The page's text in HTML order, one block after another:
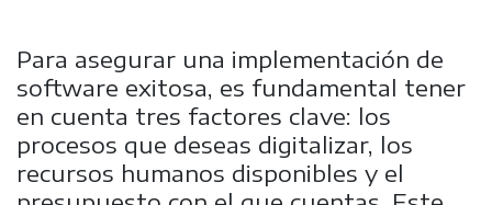
Para asegurar una implementación de
software exitosa, es fundamental tener
en cuenta tres factores clave: los
procesos que deseas digitalizar, los
recursos humanos disponibles y el